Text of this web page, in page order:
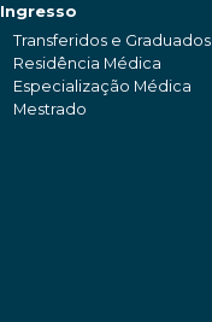
Ingresso
Transferidos e Graduados
Residência Médica
Especialização Médica
Mestrado